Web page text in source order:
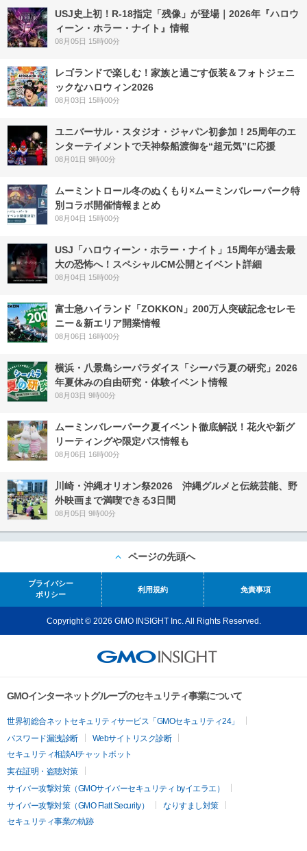
USJ史上初！R-18指定「残像」が登場｜2026年『ハロウ
ィーン・ホラー・ナイト』情報
08月05日 15時00分
レゴランドで楽しむ！家族と過ごす仮装＆フォトジェニ
ックなハロウィン2026
08月03日 15時00分
ユニバーサル・スタジオ・ジャパン初参加！25周年のエ
ンターテイメントで天神祭船渡御を“超元気”に応援
08月01日 9時00分
ムーミントロール冬のぬくもり×ムーミンバレーパーク特
別コラボ開催情報まとめ
08月04日 15時00分
USJ「ハロウィーン・ホラー・ナイト」15周年が過去最
大の恐怖へ！スペシャルCM公開とイベント詳細
08月04日 15時00分
富士急ハイランド「ZOKKON」200万人突破記念セレモ
ニー＆新エリア開業情報
08月06日 16時00分
横浜・八景島シーパラダイス「シーパラ夏の研究」2026
年夏休みの自由研究・体験イベント情報
08月03日 9時00分
ムーミンバレーパーク夏イベント徹底解説！花火や新グ
リーティングや限定パス情報も
08月06日 16時00分
川崎・沖縄オリオン祭2026 沖縄グルメと伝統芸能、野
外映画まで満喫できる3日間
08月05日 9時00分
ページの先頭へ
プライバシー
ポリシー
利用規約 免責事項
Copyright © 2026 GMO INSIGHT Inc. All Rights Reserved.
GMOインターネットグループのセキュリティ事業について
世界初総合ネットセキュリティサービス「GMOセキュリティ24」
パスワード漏洩診断
Webサイトリスク診断
セキュリティ相談AIチャットボット
実在証明・盗聴対策
サイバー攻撃対策（GMOサイバーセキュリティ byイエラエ）
サイバー攻撃対策（GMO Flatt Security）
なりすまし対策
セキュリティ事業の軌跡